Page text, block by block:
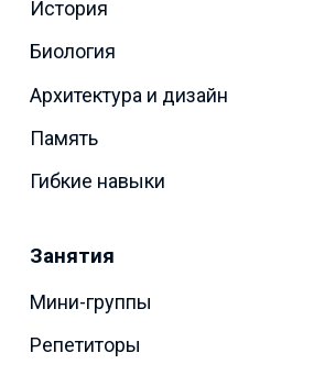
История
Биология
Архитектура и дизайн
Память
Гибкие навыки
Занятия
Мини-группы
Репетиторы